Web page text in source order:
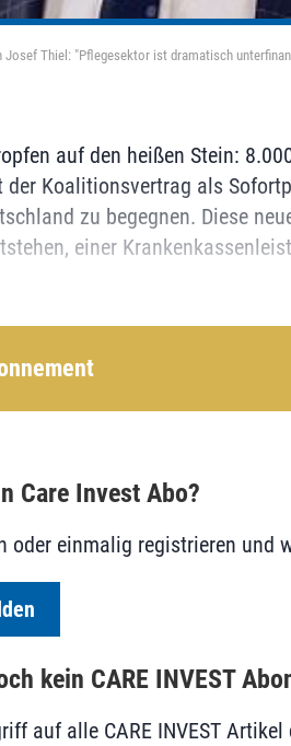
Josef Thiel: "Pflegesektor ist dramatisch
auf den heißen Stein:
der Koalitionsvertrag als
zu begegnen. Diese
einer
Care Invest Abo?
oder einmalig registrieren und
kein CARE INVEST
auf alle CARE INVEST Artikel